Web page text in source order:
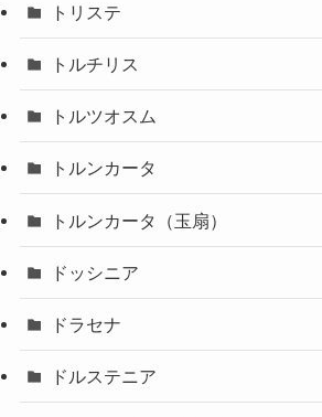
トリステ
トルチリス
トルツオスム
トルンカータ
トルンカータ（玉扇）
ドッシニア
ドラセナ
ドルステニア